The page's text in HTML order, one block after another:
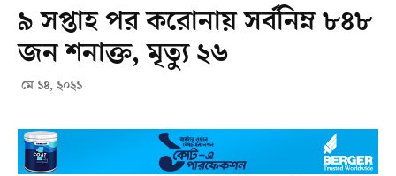
৯ সপ্তাহ পর করোনায় সর্বনিম্ন ৮৪৮
জন শনাক্ত, মৃত্যু ২৬
মে ১৪, ২০২১